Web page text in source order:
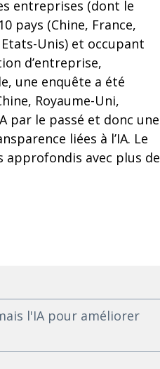
entreprises (dont le
pays (Chine, France,
Unis) et occupant
d’entreprise,
une enquête a été
Royaume-Uni,
par le passé et donc une
liées à l’IA. Le
approfondis avec plus de
l'IA pour améliorer